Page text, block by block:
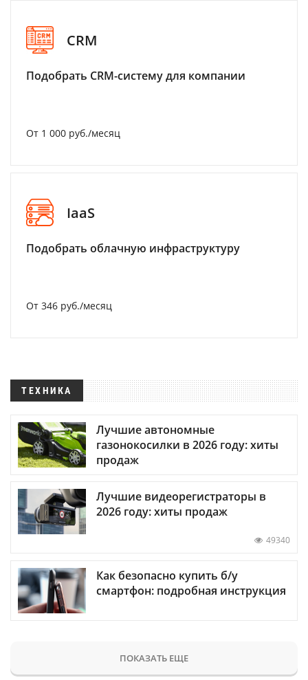
CRM
Подобрать CRM-систему для компании
От 1 000 руб./месяц
IaaS
Подобрать облачную инфраструктуру
От 346 руб./месяц
ТЕХНИКА
Лучшие автономные
газонокосилки в 2026 году: хиты
продаж
Лучшие видеорегистраторы в
2026 году: хиты продаж
49340
Как безопасно купить б/у
смартфон: подробная инструкция
ПОКАЗАТЬ ЕЩЕ